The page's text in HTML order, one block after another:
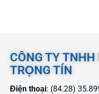
CÔNG TY
TRỌNG TÍN
Điện thoại: (84.28)